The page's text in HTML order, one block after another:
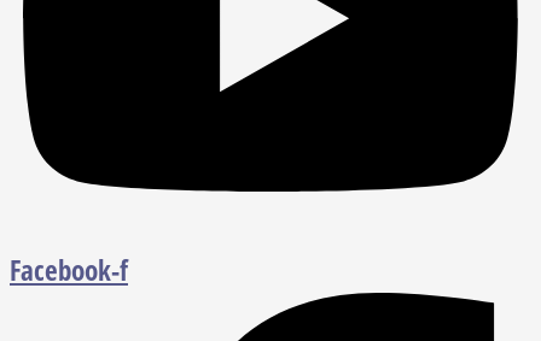
Facebook-f